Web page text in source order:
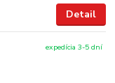
Detail
expedícia 3-5 dní